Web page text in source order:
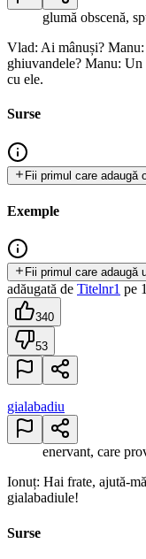
glumă obscenă,
Vlad: Ai mânuși?
ghiuvandele? Manu: Un
cu ele.
Surse
Fii primul care adaugă
Exemple
Fii primul care adaugă
adăugată de Titelnr1 pe
340
53
gialabadiu
enervant, care
Ionuț: Hai frate, ajută-
gialabadiule!
Surse